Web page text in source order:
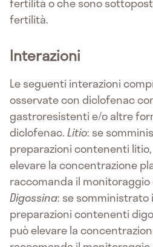
fertilità.
Interazioni
Le seguenti interazioni
osservate con diclofenac
gastroresistenti e/o altre
diclofenac.Litio: se
preparazioni contenenti
elevare la concentrazione
raccomanda il monitoraggio
Digossina: se
preparazioni contenenti
può elevare la